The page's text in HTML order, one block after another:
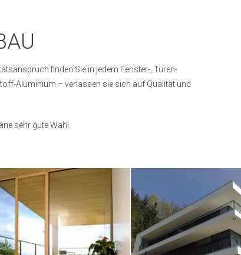
finden Sie in jedem Fenster-, Türen-
Aluminium – verlassen sie sich auf Qualität und
sehr gute Wahl.